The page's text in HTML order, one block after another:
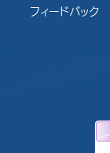
フィードバック